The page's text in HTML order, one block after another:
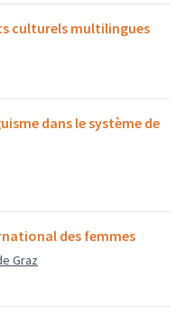
culturels multilingues
dans le système de
des femmes
Graz